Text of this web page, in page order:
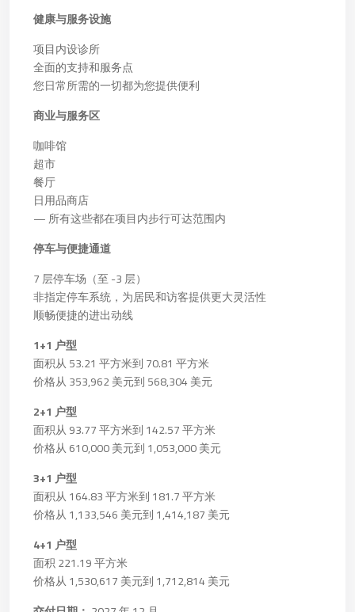
健康与服务设施
项目内设诊所
全面的支持和服务点
您日常所需的一切都为您提供便利
商业与服务区
咖啡馆
超市
餐厅
日用品商店
— 所有这些都在项目内步行可达范围内
停车与便捷通道
7 层停车场（至 -3 层）
非指定停车系统，为居民和访客提供更大灵活性
顺畅便捷的进出动线
1+1 户型
面积从 53.21 平方米到 70.81 平方米
价格从 353,962 美元到 568,304 美元
2+1 户型
面积从 93.77 平方米到 142.57 平方米
价格从 610,000 美元到 1,053,000 美元
3+1 户型
面积从 164.83 平方米到 181.7 平方米
价格从 1,133,546 美元到 1,414,187 美元
4+1 户型
面积 221.19 平方米
价格从 1,530,617 美元到 1,712,814 美元